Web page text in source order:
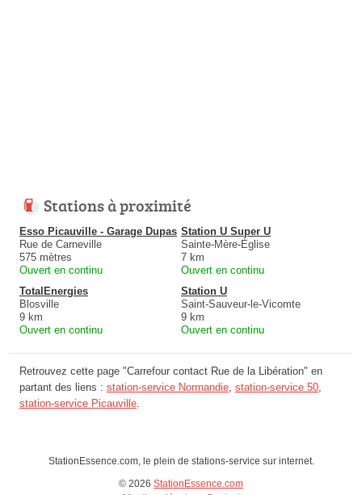
Stations à proximité
Esso Picauville - Garage Dupas
Rue de Carneville
575 mètres
Ouvert en continu
Station U Super U
Sainte-Mère-Église
7 km
Ouvert en continu
TotalEnergies
Blosville
9 km
Ouvert en continu
Station U
Saint-Sauveur-le-Vicomte
9 km
Ouvert en continu
Retrouvez cette page "Carrefour contact Rue de la Libération" en
partant des liens : station-service Normandie, station-service 50,
station-service Picauville.
StationEssence.com, le plein de stations-service sur internet.
© 2026 StationEssence.com